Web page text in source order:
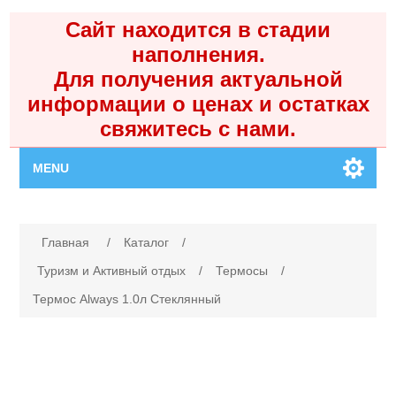
Сайт находится в стадии
наполнения.
Для получения актуальной
информации о ценах и остатках
свяжитесь с нами.
MENU
Каталог
Главная / Каталог
/
Туризм и Активный отдых
/ Термосы
/
Термос Always 1.0л Стеклянный